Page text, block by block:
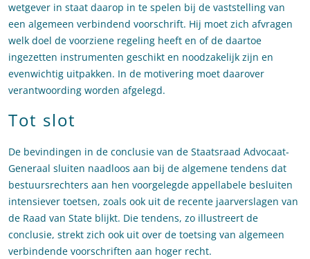
wetgever in staat daarop in te spelen bij de vaststelling van
een algemeen verbindend voorschrift. Hij moet zich afvragen
welk doel de voorziene regeling heeft en of de daartoe
ingezetten instrumenten geschikt en noodzakelijk zijn en
evenwichtig uitpakken. In de motivering moet daarover
verantwoording worden afgelegd.
Tot slot
De bevindingen in de conclusie van de Staatsraad Advocaat-
Generaal sluiten naadloos aan bij de algemene tendens dat
bestuursrechters aan hen voorgelegde appellabele besluiten
intensiever toetsen, zoals ook uit de recente jaarverslagen van
de Raad van State blijkt. Die tendens, zo illustreert de
conclusie, strekt zich ook uit over de toetsing van algemeen
verbindende voorschriften aan hoger recht.